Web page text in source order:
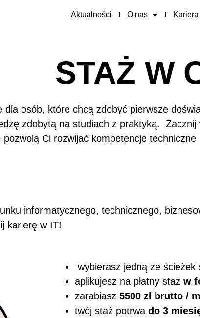
Aktualności O nas Kariera
STAŻ W
osób, które chcą zdobyć pierwsze
zdobytą na studiach z praktyką.
Ci rozwijać kompetencje techniczne
informatycznego, technicznego,
karierę w IT!
wybierasz jedną ze ścieżek
aplikujesz na płatny staż w
zarabiasz 5500 zł brutto /
twój staż potrwa do 3